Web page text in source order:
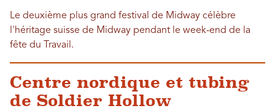
Le deuxième plus grand festival de Midway célèbre
l'héritage suisse de Midway pendant le week-end de la
fête du Travail.
Centre nordique et tubing
de Soldier Hollow